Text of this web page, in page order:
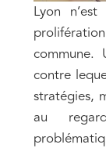
Lyon
commune.
contre
stratégies,
au